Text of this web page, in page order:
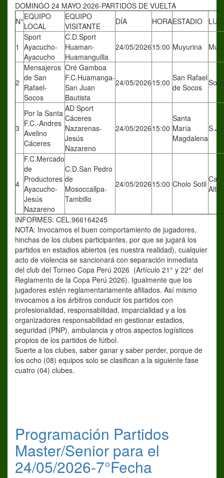
DOMINGO 24 MAYO 2026-PARTIDOS DE VUELTA
N°EQUIPO
LOCAL
EQUIPO
VISITANTE
DÍA HORAESTADIO
1
Sport
Ayacucho-
Ayacucho
C.D.Sport
Huaman-
Huamanguilla
24/05/202615:00 Muyurina
2
Mensajeros
de San
Rafael-
Socos
Oré Gamboa
F.C.Huamanga-
San Juan
Bautista
24/05/202615:00 San Rafael
de Socos
3
Por la Santa
F.C.-Andres
Avelino
Cáceres
AD Sport
Cáceres
Nazarenas-
Jesús
Nazareno
24/05/202615:00
Santa
María
Magdalena
4
F.C.Mercado
de
Productores
Ayacucho-
Jesús
Nazareno
C.D.San Pedro
de
Mosoccallpa-
Tambillo
24/05/202615:00 Cholo Sotil Alto
INFORMES: CEL.966164245
NOTA: Invocamos el buen comportamiento de jugadores,
hinchas de los clubes participantes, por que se jugará los
partidos en estadios abiertos (es nuestra realidad), cualquier
acto de violencia se sancionará con separación inmediata
del club del Torneo Copa Perú 2026 (Artículo 21° y 22° del
Reglamento de la Copa Perú 2026). Igualmente que los
jugadores estén reglamentariamente afiliados. Así mismo
invocamos a los árbitros conducir los partidos con
profesionalidad, responsabilidad, imparcialidad y a los
organizadores responsabilidad en gestionar estadios,
seguridad (PNP), ambulancia y otros aspectos logísticos
propios de los partidos de fútbol.
Suerte a los clubes, saber ganar y saber perder, porque de
los ocho (08) equipos solo se clasifican a la siguiente fase
cuatro (04) clubes.
Programación Partidos
Master/Senior para el
24/05/2026-7°Fecha